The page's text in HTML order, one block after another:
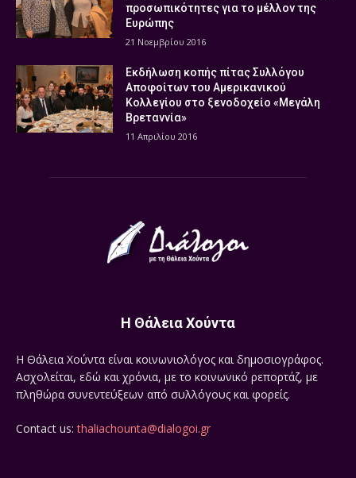
προσωπικότητες για το μέλλον της
Ευρώπης
21 Νοεμβρίου 2016
Εκδήλωση κοπής πίτας Συλλόγου
Αποφοίτων του Αμερικανικού
Κολλεγίου στο ξενοδοχείο «Μεγάλη
Βρεταννία»
11 Απριλίου 2016
Η Θάλεια Χούντα
Η Θάλεια Χούντα είναι κοινωνιολόγος και δημοσιογράφος.
Ασχολείται, εδώ και χρόνια, με το κοινωνικό ρεπορτάζ, με
πληθώρα συνεντεύξεων από συλλόγους και φορείς.
Contact us:thaliachounta@dialogoi.gr